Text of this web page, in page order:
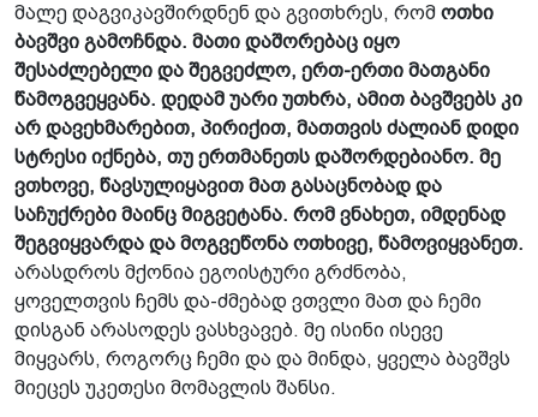
მალე დაგვიკავშირდნენ და გვითხრეს, რომ ოთხი
ბავშვი გამოჩნდა. მათი დაშორებაც იყო
შესაძლებელი და შეგვეძლო, ერთ-ერთი მათგანი
წამოგვეყვანა. დედამ უარი უთხრა, ამით ბავშვებს კი
არ დავეხმარებით, პირიქით, მათთვის ძალიან დიდი
სტრესი იქნება, თუ ერთმანეთს დაშორდებიანო. მე
ვთხოვე, წავსულიყავით მათ გასაცნობად და
საჩუქრები მაინც მიგვეტანა. რომ ვნახეთ, იმდენად
შეგვიყვარდა და მოგვეწონა ოთხივე, წამოვიყვანეთ.
არასდროს მქონია ეგოისტური გრძნობა,
ყოველთვის ჩემს და-ძმებად ვთვლი მათ და ჩემი
დისგან არასოდეს ვასხვავებ. მე ისინი ისევე
მიყვარს, როგორც ჩემი და და მინდა, ყველა ბავშვს
მიეცეს უკეთესი მომავლის შანსი.